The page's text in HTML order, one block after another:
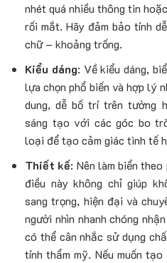
nhét quá nhiều thông tin
rối mắt. Hãy đảm bảo tính
chữ – khoảng trống.
Kiểu dáng: Về kiểu dáng,
lựa chọn phổ biến và hợp lý
dung, dễ bố trí trên tường
sáng tạo với các góc bo
loại để tạo cảm giác tinh tế
Thiết kế: Nên làm biển
điều này không chỉ giúp
sang trọng, hiện đại và
người nhìn nhanh chóng
có thể cân nhắc sử dụng
tính thẩm mỹ. Nếu muốn